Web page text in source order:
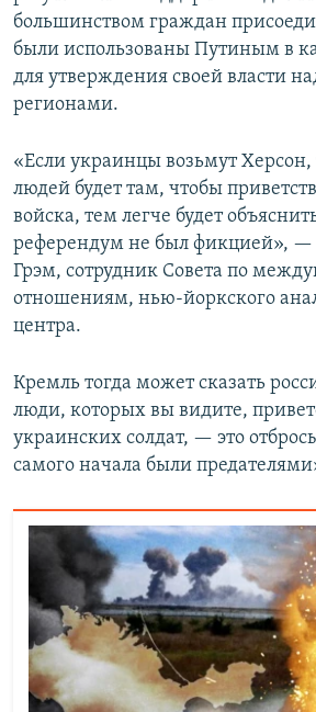
большинством граждан
были использованы Путиным в
для утверждения своей власти
регионами.
«Если украинцы возьмут
людей будет там, чтобы
войска, тем легче будет
референдум не был фикцией», —
Грэм, сотрудник Совета по
отношениям, нью-йоркского
центра.
Кремль тогда может сказать
люди, которых вы видите,
украинских солдат, — это
самого начала были